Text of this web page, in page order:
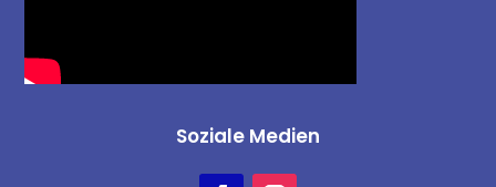
Soziale Medien